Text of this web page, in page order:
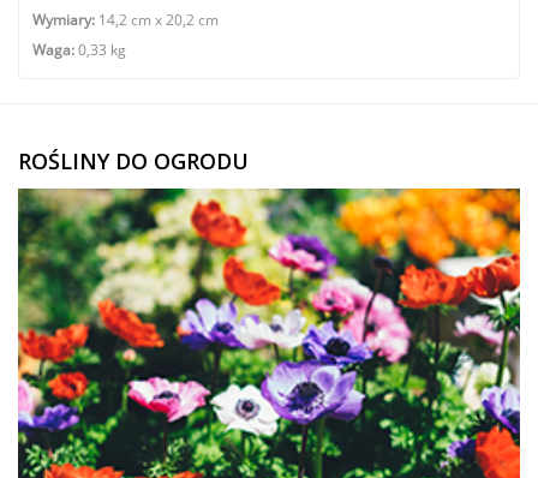
Wymiary: 14,2 cm x 20,2 cm
Waga:0,33 kg
ROŚLINY DO OGRODU